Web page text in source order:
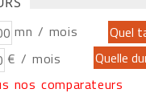
mn / mois
€ / mois
nos comparateurs